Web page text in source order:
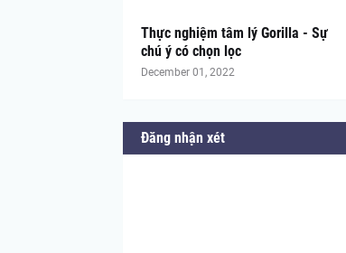
Thực nghiệm tâm lý Gorilla - Sự
chú ý có chọn lọc
December 01, 2022
Đăng nhận xét